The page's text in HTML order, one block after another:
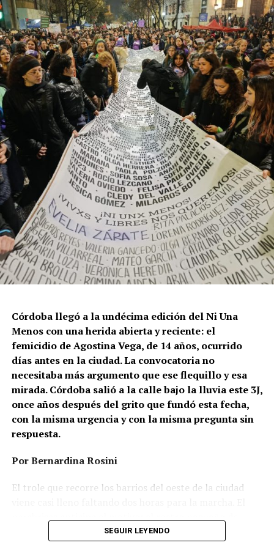
provee biodiversidad, y a una soberanía que se pierde río
abajo. Viaje en barco de MU desde el bajo delta
bonaerense, para conocer y escuchar a isleños,
productores, docentes, ambientalistas y vecinos que
resisten otra avanzada sobre un territorio en disputa.
Por Francisco Pandolfi
Descargar la Mu en PDF
Ganar la vida: La historia de (no)
Su hijo Ciro tenía 120 veces más agrotóxicos que lo
Córdoba llegó a la undécima edición del Ni Una
Menos con una herida abierta y reciente: el
femicidio de Agostina Vega, de 14 años, ocurrido
días antes en la ciudad. La convocatoria no
necesitaba más argumento que ese flequillo y esa
mirada. Córdoba salió a la calle bajo la lluvia este 3J,
once años después del grito que fundó esta fecha,
con la misma urgencia y con la misma pregunta sin
respuesta.
Por Bernardina Rosini
El trole que recorre los barrios del oeste de la ciudad
Agostina Vega, 14 años. Era fácil intuir que será una
SEGUIR LEYENDO